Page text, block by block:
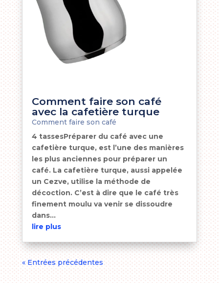
Comment faire son café
avec la cafetière turque
Comment faire son café
4 tassesPréparer du café avec une
cafetière turque, est l’une des manières
les plus anciennes pour préparer un
café. La cafetière turque, aussi appelée
un Cezve, utilise la méthode de
décoction. C’est à dire que le café très
finement moulu va venir se dissoudre
dans...
lire plus
« Entrées précédentes